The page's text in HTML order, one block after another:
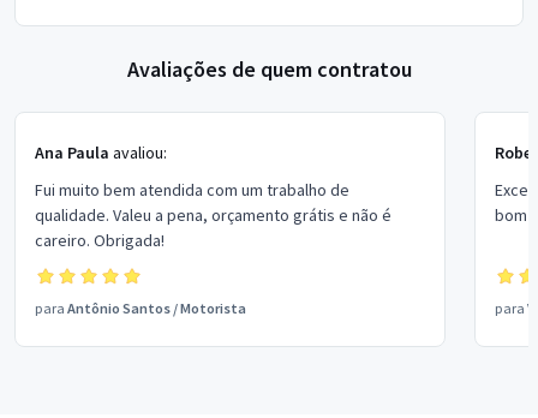
Avaliações de quem contratou
Ana Paula avaliou:
Fui muito bem atendida com um trabalho de
qualidade. Valeu a pena, orçamento grátis e não é
careiro. Obrigada!
para Antônio Santos /Motorista
bom
para